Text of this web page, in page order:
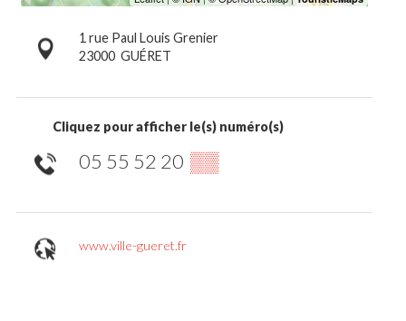
1 rue Paul Louis Grenier
23000 GUÉRET
Cliquez pour afficher le(s) numéro(s)
05 55 52 20 ▒▒
www.ville-gueret.fr